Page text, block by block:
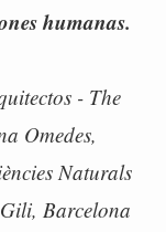
humanas.
- The
Omedes,
Naturals
Barcelona